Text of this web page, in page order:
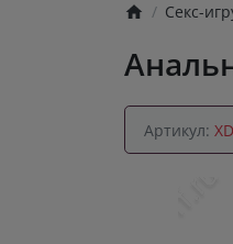
Секс-
Артикул: